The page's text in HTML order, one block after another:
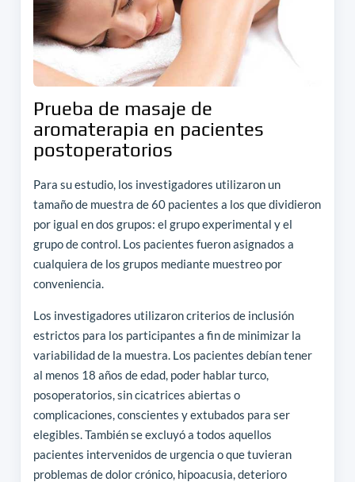
Prueba de masaje de
aromaterapia en pacientes
postoperatorios
Para su estudio, los investigadores utilizaron un
tamaño de muestra de 60 pacientes a los que dividieron
por igual en dos grupos: el grupo experimental y el
grupo de control. Los pacientes fueron asignados a
cualquiera de los grupos mediante muestreo por
conveniencia.
Los investigadores utilizaron criterios de inclusión
estrictos para los participantes a fin de minimizar la
variabilidad de la muestra. Los pacientes debían tener
al menos 18 años de edad, poder hablar turco,
posoperatorios, sin cicatrices abiertas o
complicaciones, conscientes y extubados para ser
elegibles. También se excluyó a todos aquellos
pacientes intervenidos de urgencia o que tuvieran
problemas de dolor crónico, hipoacusia, deterioro